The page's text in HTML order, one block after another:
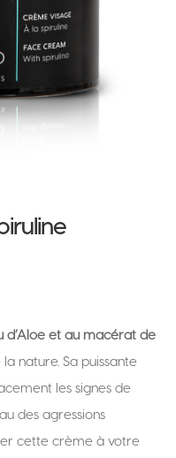
d’Aloe et au macérat de
nature. Sa puissante
les signes de
des agressions
cette crème à votre